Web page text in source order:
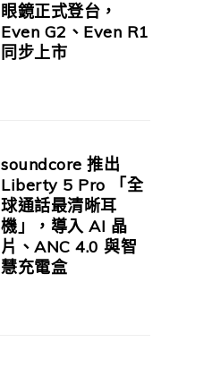
眼鏡正式登台，
Even G2、Even R1
同步上市
soundcore 推出
Liberty 5 Pro 「全
球通話最清晰耳
機」，導入 AI 晶
片、ANC 4.0 與智
慧充電盒